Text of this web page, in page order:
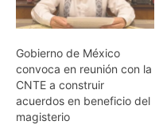
Gobierno de México
convoca en reunión con la
CNTE a construir
acuerdos en beneficio del
magisterio